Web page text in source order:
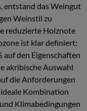
entstand das Weingut
Weinstil zu
reduzierte Holznote
ist klar definiert:
auf den Eigenschaften
akribische Auswahl
die Anforderungen
Kombination
Klimabedingungen